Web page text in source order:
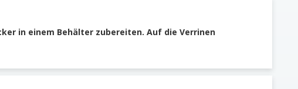
in einem Behälter zubereiten. Auf die Verrinen